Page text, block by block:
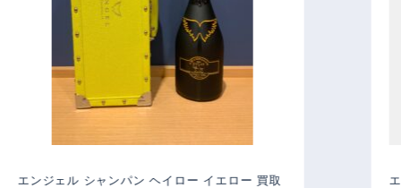
エンジェル シャンパン ヘイロー イエロー 買取 エ